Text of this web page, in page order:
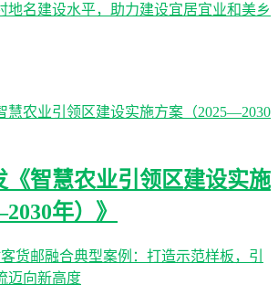
地名建设水平，助力建设宜居宜业和美乡
《智慧农业引领区建设实施
年）》